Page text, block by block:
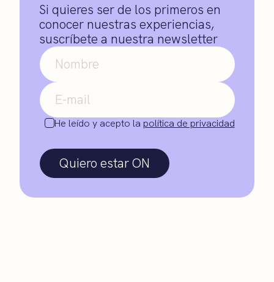
Si quieres ser de los primeros en
conocer nuestras experiencias,
suscríbete a nuestra newsletter
He leído y acepto la política de privacidad
Quiero estar ON